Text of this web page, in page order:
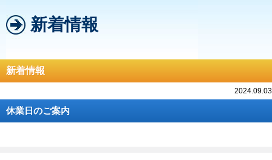
新着情報
新着情報
2024.09.03
休業日のご案内